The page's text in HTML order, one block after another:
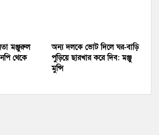
মঞ্জুরুল
থেকে
অন্য দলকে ভোট দিলে ঘর-বাড়ি
পুড়িয়ে ছারখার করে দিব: মঞ্জু
মুন্সি